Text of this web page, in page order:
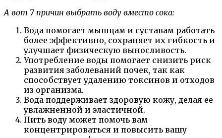
А вот 7 причин выбрать воду вместо сока:
Вода помогает мышцам и суставам работать
более эффективно, сохраняет их гибкость и
улучшает физическую выносливость.
Употребление воды помогает снизить риск
развития заболеваний почек, так как
способствует удалению токсинов и отходов
из организма.
Вода поддерживает здоровую кожу, делая ее
увлажненной и эластичной.
Пить воду может помочь вам
концентрироваться и повысить вашу